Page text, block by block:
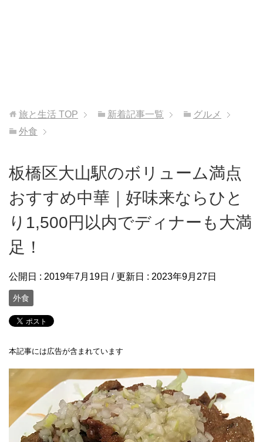
旅と生活 TOP 新着記事一覧
グルメ
外食
板橋区大山駅のボリューム満点
おすすめ中華｜好味来ならひと
り1,500円以内でディナーも大満
足！
公開日 : 2019年7月19日 / 更新日 : 2023年9月27日
外食
本記事には広告が含まれています